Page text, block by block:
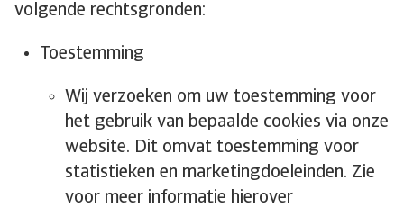
volgende rechtsgronden:
Toestemming
Wij verzoeken om uw toestemming voor
het gebruik van bepaalde cookies via onze
website. Dit omvat toestemming voor
statistieken en marketingdoeleinden. Zie
voor meer informatie hierover